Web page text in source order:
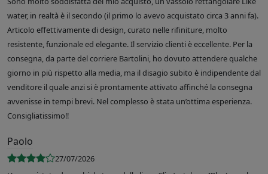
water, in realtà è il secondo (il primo lo avevo acquistato circa 3 anni fa).
Articolo effettivamente di design, curato nelle rifiniture, molto
resistente, funzionale ed elegante. Il servizio clienti è eccellente. Per la
consegna, da parte del corriere Bartolini, ho dovuto attendere qualche
giorno in più rispetto alla media, ma il disagio subito è indipendente dal
venditore il quale anzi si è prontamente attivato affinché la consegna
avvenisse in tempi brevi. Nel complesso è stata un’ottima esperienza.
Consigliatissimo!!
Paolo
27/07/2026